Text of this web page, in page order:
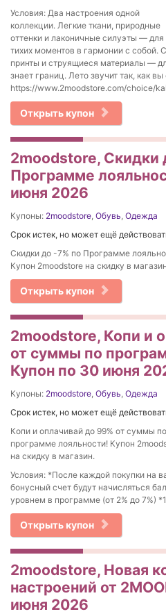
Условия: Два настроения одной
коллекции. Легкие ткани, природные
оттенки и лаконичные силуэты — для
тихих моментов в гармонии с собой.
принты и струящиеся материалы —
знает границ. Лето звучит так, как
https://www.2moodstore.com/choice/
Открыть купон
2moodstore, Скидки
Программе
июня 2026
Купоны: 2moodstore, Обувь, Одежда
Срок истек, но может ещё
Скидки до -7% по Программе
Купон 2moodstore на скидку в
Открыть купон
2moodstore, Копи и
от суммы по
Купон по 30 июня
Купоны: 2moodstore, Обувь, Одежда
Срок истек, но может ещё
Копи и оплачивай до 99% от суммы по
программе лояльности! Купон
на скидку в магазин.
Условия: *После каждой покупки на
бонусный счет будут начисляться
уровнем в программе (от 2% до 7%)
Открыть купон
2moodstore, Новая
настроений от
июня 2026